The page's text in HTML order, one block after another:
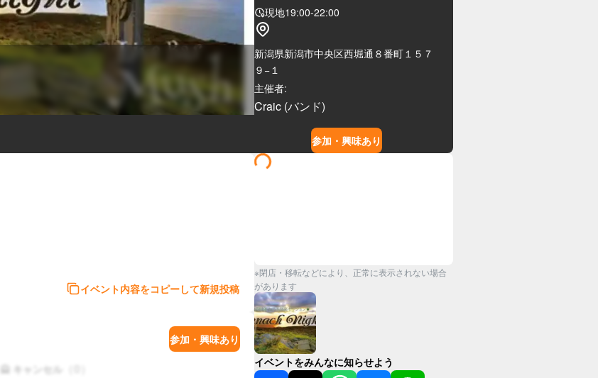
現地19:00-22:00
新潟県新潟市中央区西堀通８番町１５７
９−１
主催者:
Craic (バンド)
参加・興味あり
イベント内容をコピーして新規投稿
参加・興味あり
🙅 キャンセル
※閉店・移転などにより、正常に表示されない場合
があります
イベントをみんなに知らせよう